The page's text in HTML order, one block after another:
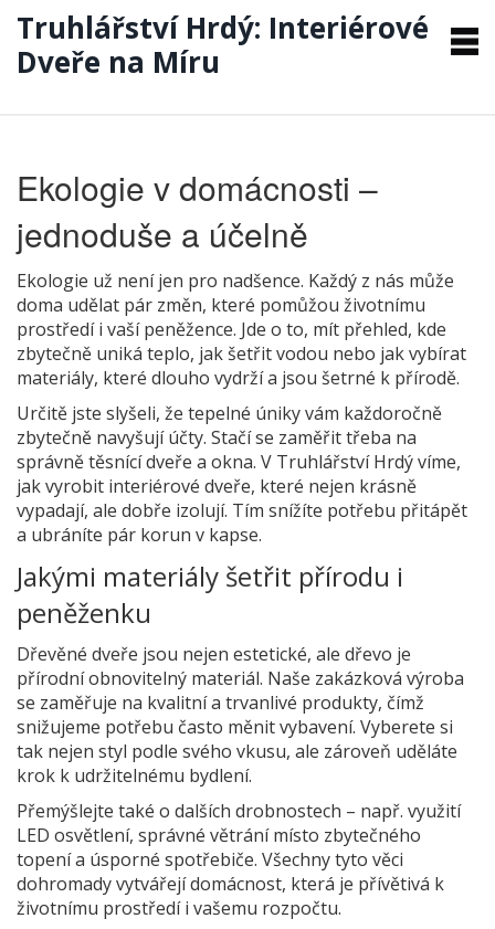
Truhlářství Hrdý: Interiérové
Dveře na Míru
Ekologie v domácnosti –
jednoduše a účelně
Ekologie už není jen pro nadšence. Každý z nás může
doma udělat pár změn, které pomůžou životnímu
prostředí i vaší peněžence. Jde o to, mít přehled, kde
zbytečně uniká teplo, jak šetřit vodou nebo jak vybírat
materiály, které dlouho vydrží a jsou šetrné k přírodě.
Určitě jste slyšeli, že tepelné úniky vám každoročně
zbytečně navyšují účty. Stačí se zaměřit třeba na
správně těsnící dveře a okna. V Truhlářství Hrdý víme,
jak vyrobit interiérové dveře, které nejen krásně
vypadají, ale dobře izolují. Tím snížíte potřebu přitápět
a ubráníte pár korun v kapse.
Jakými materiály šetřit přírodu i
peněženku
Dřevěné dveře jsou nejen estetické, ale dřevo je
přírodní obnovitelný materiál. Naše zakázková výroba
se zaměřuje na kvalitní a trvanlivé produkty, čímž
snižujeme potřebu často měnit vybavení. Vyberete si
tak nejen styl podle svého vkusu, ale zároveň uděláte
krok k udržitelnému bydlení.
Přemýšlejte také o dalších drobnostech – např. využití
LED osvětlení, správné větrání místo zbytečného
topení a úsporné spotřebiče. Všechny tyto věci
dohromady vytvářejí domácnost, která je přívětivá k
životnímu prostředí i vašemu rozpočtu.